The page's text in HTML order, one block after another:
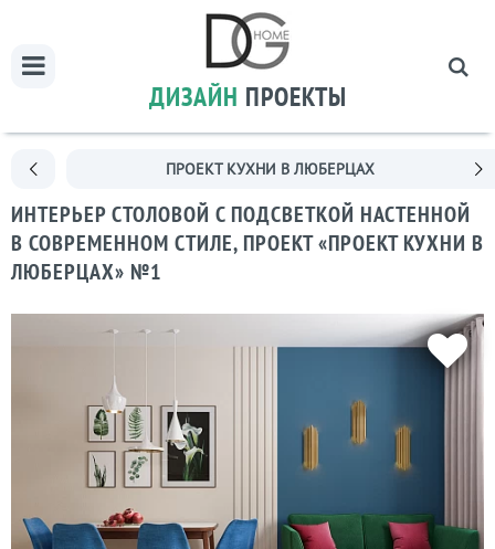
ДИЗАЙН ПРОЕКТЫ
ПРОЕКТ КУХНИ В ЛЮБЕРЦАХ
ИНТЕРЬЕР СТОЛОВОЙ С ПОДСВЕТКОЙ НАСТЕННОЙ
В СОВРЕМЕННОМ СТИЛЕ, ПРОЕКТ «ПРОЕКТ КУХНИ В
ЛЮБЕРЦАХ» №1